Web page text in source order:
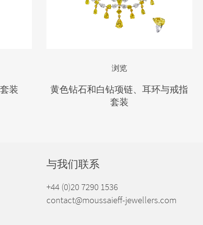
装
浏览
黄色钻石和白钻项链、耳环与戒指
套装
与我们联系
+44 (0)20 7290 1536
contact@moussaieff-jewellers.com